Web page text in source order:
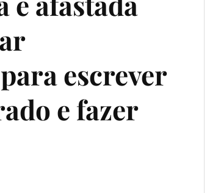
escrever
e fazer